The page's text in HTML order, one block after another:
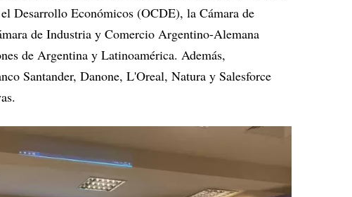
Desarrollo Económicos (OCDE), la Cámara de
de Industria y Comercio Argentino-Alemana
de Argentina y Latinoamérica. Además,
Santander, Danone, L'Oreal, Natura y Salesforce